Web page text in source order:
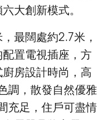
大創新模式。
最闊處約2.7米，
置電視插座，方
房設計時尚，高
調，散發自然優雅
充足，住戶可盡情